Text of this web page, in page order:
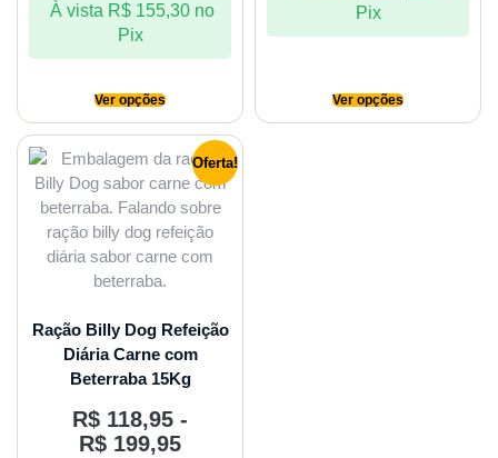
À vista R$ 155,30 no
Pix
Ver opções
Pix
Ver opções
Oferta!
Ração Billy Dog Refeição
Diária Carne com
Beterraba 15Kg
R$ 118,95 -
R$ 199,95